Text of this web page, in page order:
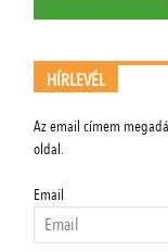
HÍRLEVÉL
Az email címem
oldal.
Email